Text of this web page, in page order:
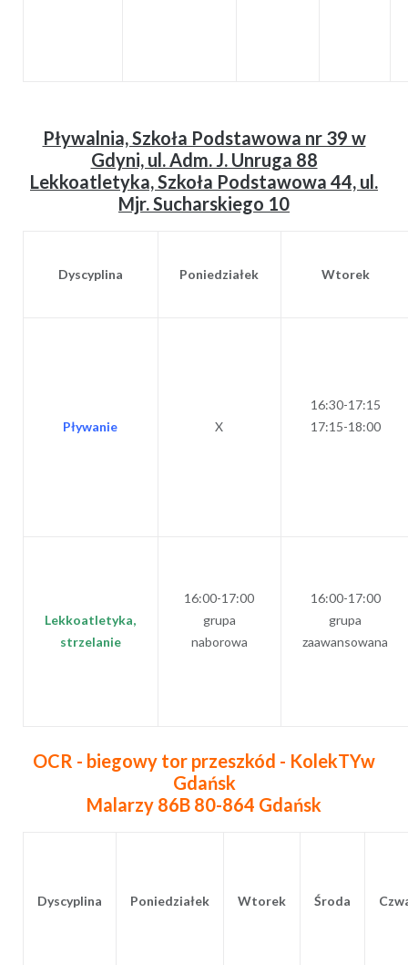
Pływalnia, Szkoła Podstawowa nr 39 w
Gdyni, ul. Adm. J. Unruga 88
Lekkoatletyka, Szkoła Podstawowa 44, ul.
Mjr. Sucharskiego 10
Dyscyplina Poniedziałek Wtorek
Pływanie X
16:30-17:15
17:15-18:00
Lekkoatletyka,
strzelanie
16:00-17:00
grupa
naborowa
16:00-17:00
grupa
zaawansowana
OCR - biegowy tor przeszkód - KolekTYw
Gdańsk
Malarzy 86B 80-864 Gdańsk
Dyscyplina Poniedziałek Wtorek Środa